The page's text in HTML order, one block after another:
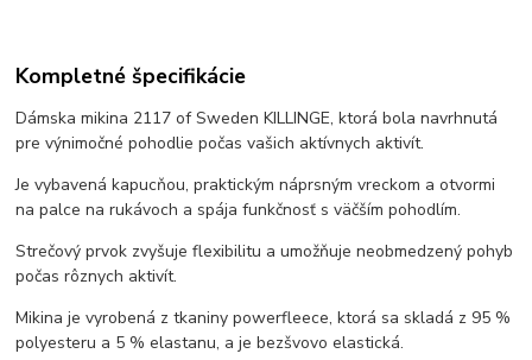
Kompletné špecifikácie
Dámska mikina 2117 of Sweden KILLINGE, ktorá bola navrhnutá
pre výnimočné pohodlie počas vašich aktívnych aktivít.
Je vybavená kapucňou, praktickým náprsným vreckom a otvormi
na palce na rukávoch a spája funkčnosť s väčším pohodlím.
Strečový prvok zvyšuje flexibilitu a umožňuje neobmedzený pohyb
počas rôznych aktivít.
Mikina je vyrobená z tkaniny powerfleece, ktorá sa skladá z 95 %
polyesteru a 5 % elastanu, a je bezšvovo elastická.